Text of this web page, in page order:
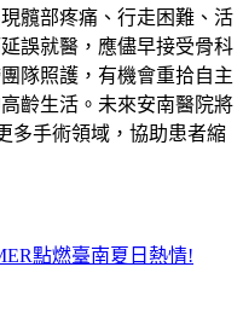
髖部疼痛、行走困難、活
誤就醫，應儘早接受骨科
隊照護，有機會重拾自主
齡生活。未來安南醫院將
多手術領域，協助患者縮
點燃臺南夏日熱情!